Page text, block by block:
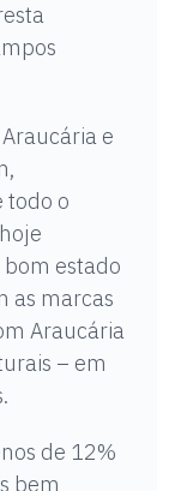
e
todo o
estado
as marcas
Araucária
– em
de 12%
bem